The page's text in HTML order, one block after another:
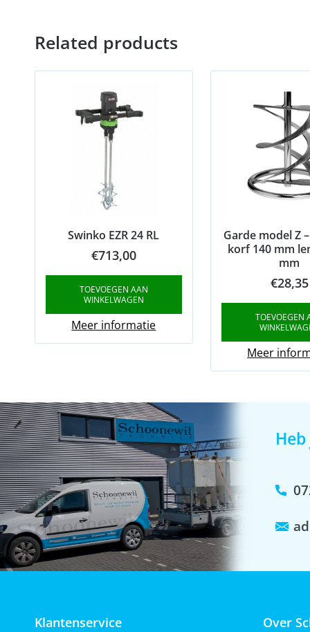
Related products
Swinko EZR 24 RL
€713,00
TOEVOEGEN AAN
WINKELWAGEN
Meer informatie
Garde model Z
korf 140 mm
mm
€28,35
TOEVOEGEN
Meer
Klantenservice Over